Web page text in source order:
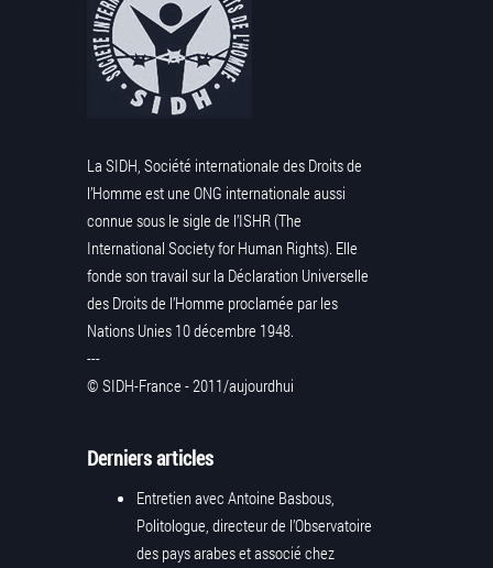
La SIDH, Société internationale des Droits de
l’Homme est une ONG internationale aussi
connue sous le sigle de l’ISHR (The
International Society for Human Rights). Elle
fonde son travail sur la Déclaration Universelle
des Droits de l’Homme proclamée par les
Nations Unies 10 décembre 1948.
---
© SIDH-France - 2011/aujourdhui
Derniers articles
Entretien avec Antoine Basbous,
Politologue, directeur de l’Observatoire
des pays arabes et associé chez